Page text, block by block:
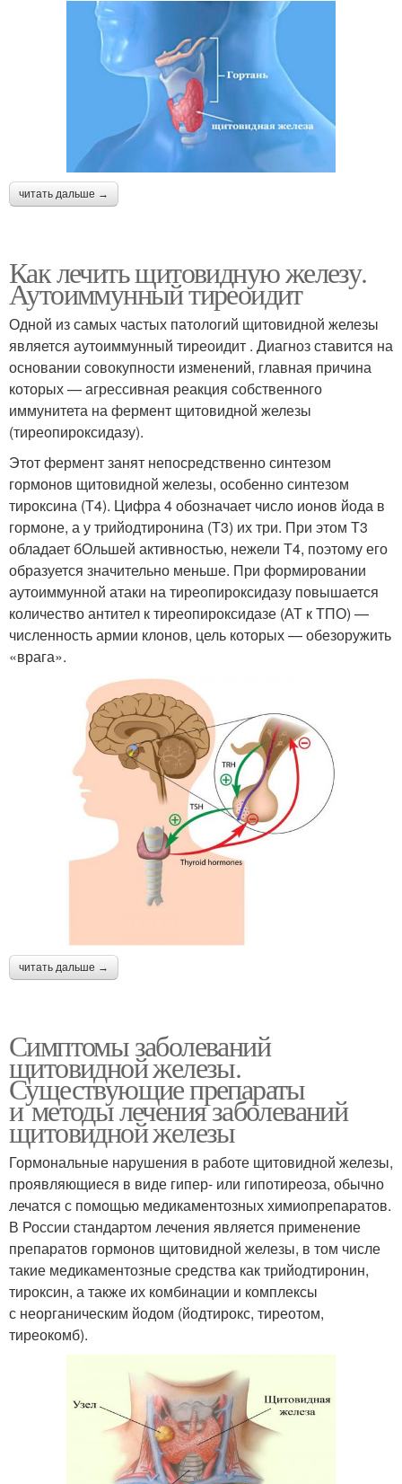
читать дальше →
Как лечить щитовидную железу.
Аутоиммунный тиреоидит
Одной из самых частых патологий щитовидной железы
является аутоиммунный тиреоидит . Диагноз ставится на
основании совокупности изменений, главная причина
которых — агрессивная реакция собственного
иммунитета на фермент щитовидной железы
(тиреопироксидазу).
Этот фермент занят непосредственно синтезом
гормонов щитовидной железы, особенно синтезом
тироксина (Т4). Цифра 4 обозначает число ионов йода в
гормоне, а у трийодтиронина (Т3) их три. При этом Т3
обладает бОльшей активностью, нежели Т4, поэтому его
образуется значительно меньше. При формировании
аутоиммунной атаки на тиреопироксидазу повышается
количество антител к тиреопироксидазе (АТ к ТПО) —
численность армии клонов, цель которых — обезоружить
«врага».
читать дальше →
Симптомы заболеваний
щитовидной железы.
Существующие препараты
и методы лечения заболеваний
щитовидной железы
Гормональные нарушения в работе щитовидной железы,
проявляющиеся в виде гипер- или гипотиреоза, обычно
лечатся с помощью медикаментозных химиопрепаратов.
В России стандартом лечения является применение
препаратов гормонов щитовидной железы, в том числе
такие медикаментозные средства как трийодтиронин,
тироксин, а также их комбинации и комплексы
с неорганическим йодом (йодтирокс, тиреотом,
тиреокомб).